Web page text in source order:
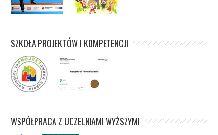
SZKOŁA PROJEKTÓW I KOMPETENCJI
WSPÓŁPRACA Z UCZELNIAMI WYŻSZYMI